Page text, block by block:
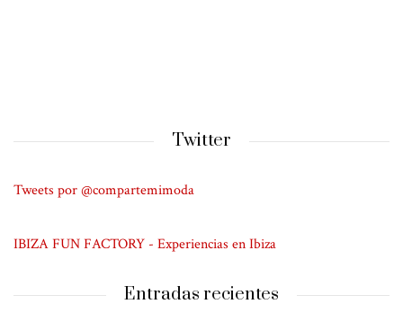
Twitter
Tweets por @compartemimoda
IBIZA FUN FACTORY - Experiencias en Ibiza
Entradas recientes